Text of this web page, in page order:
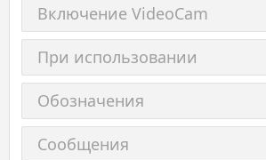
Включение VideoCam
При использовании
Обозначения
Сообщения